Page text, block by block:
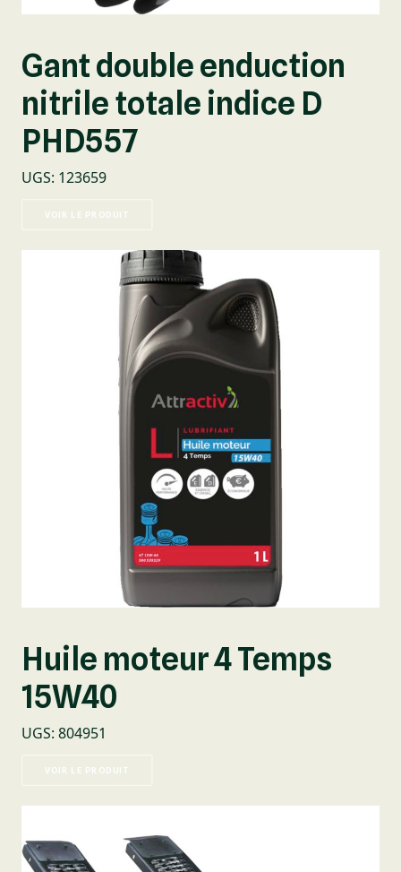
Gant double enduction
nitrile totale indice D
PHD557
UGS: 123659
VOIR LE PRODUIT
Huile moteur 4 Temps
15W40
UGS: 804951
VOIR LE PRODUIT